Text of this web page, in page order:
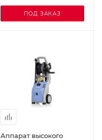
ПОД ЗАКАЗ
Аппарат высокого